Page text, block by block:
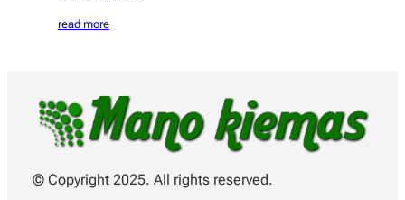
read more
© Copyright 2025. All rights reserved.